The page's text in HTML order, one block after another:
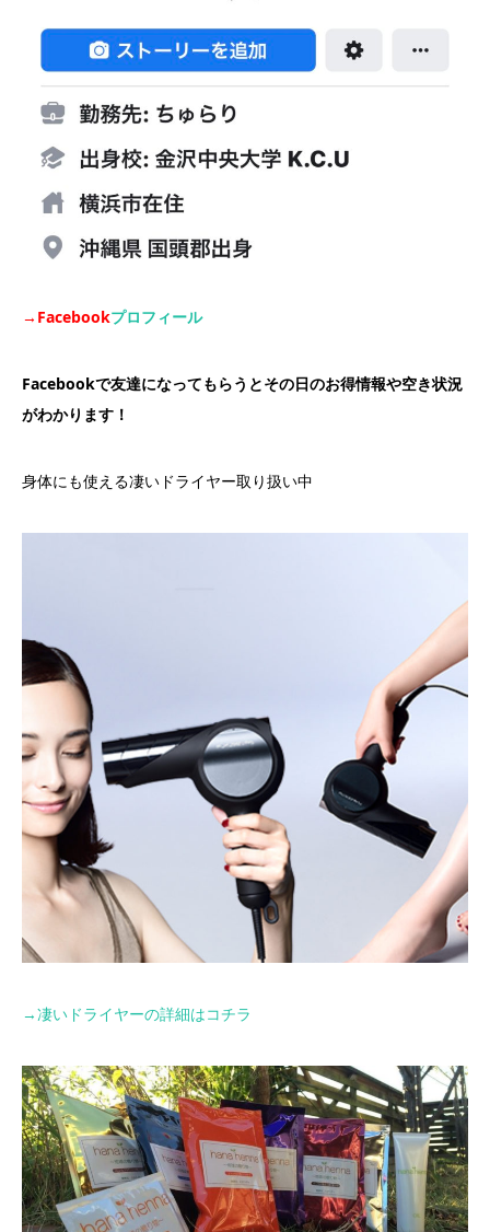
→Facebookプロフィール
Facebookで友達になってもらうとその日のお得情報や空き状況
がわかります！
身体にも使える凄いドライヤー取り扱い中
→凄いドライヤーの詳細はコチラ